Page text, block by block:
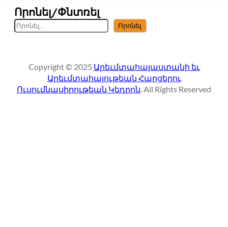
Որոնել/Փնտռել
S
e
c
h
Որոնել
Copyright © 2025 Արեւմտահայաստանի եւ
Արեւմտահայութեան Հարցերու
Ուսումնասիրութեան Կեդրոն. All Rights Reserved